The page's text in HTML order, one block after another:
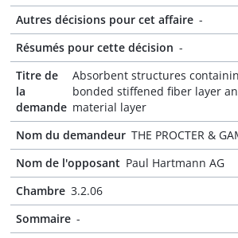
Autres décisions pour cet affaire -
Résumés pour cette décision -
Titre de
la
demande
Absorbent structures
bonded stiffened fiber layer
material layer
Nom du demandeur THE PROCTER &
Nom de l'opposant Paul Hartmann AG
Chambre 3.2.06
Sommaire -